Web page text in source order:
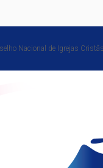
Nacional de Igrejas